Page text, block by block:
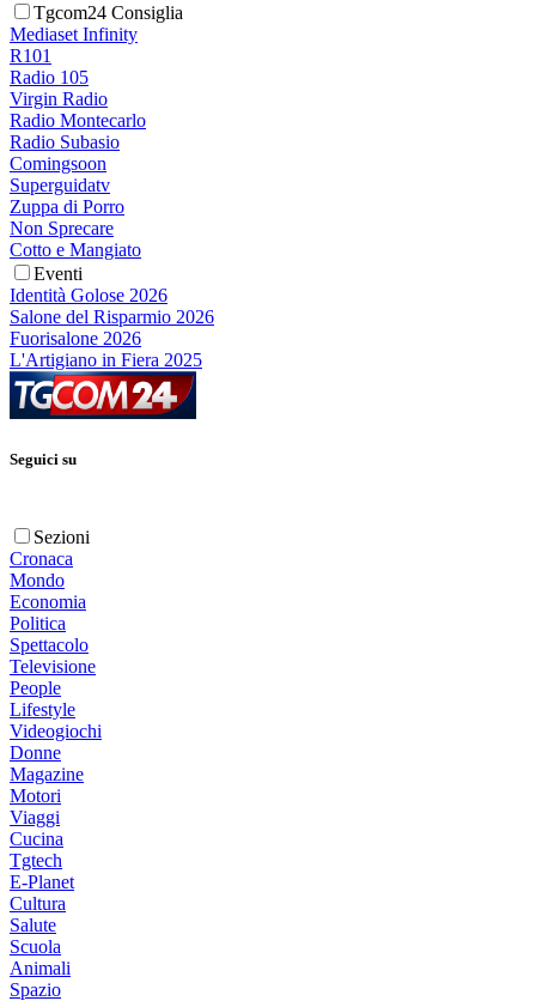
Tgcom24 Consiglia
Mediaset Infinity
R101
Radio 105
Virgin Radio
Radio Montecarlo
Radio Subasio
Comingsoon
Superguidatv
Zuppa di Porro
Non Sprecare
Cotto e Mangiato
Eventi
Identità Golose 2026
Salone del Risparmio 2026
Fuorisalone 2026
L'Artigiano in Fiera 2025
Seguici su
Sezioni
Cronaca
Mondo
Economia
Politica
Spettacolo
Televisione
People
Lifestyle
Videogiochi
Donne
Magazine
Motori
Viaggi
Cucina
Tgtech
E-Planet
Cultura
Salute
Scuola
Animali
Spazio